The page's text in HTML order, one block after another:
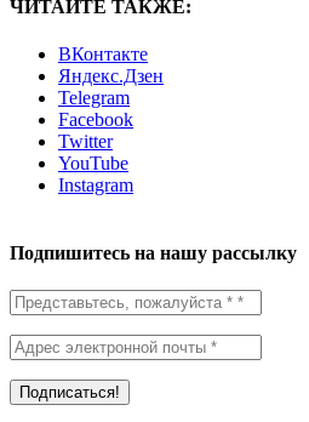
ЧИТАЙТЕ ТАКЖЕ:
ВКонтакте
Яндекс.Дзен
Telegram
Facebook
Twitter
YouTube
Instagram
Подпишитесь на нашу рассылку